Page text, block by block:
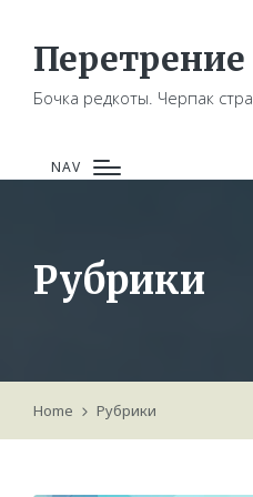
Перетрение
Бочка редкоты. Черпак
NAV
Рубрики
Home Рубрики